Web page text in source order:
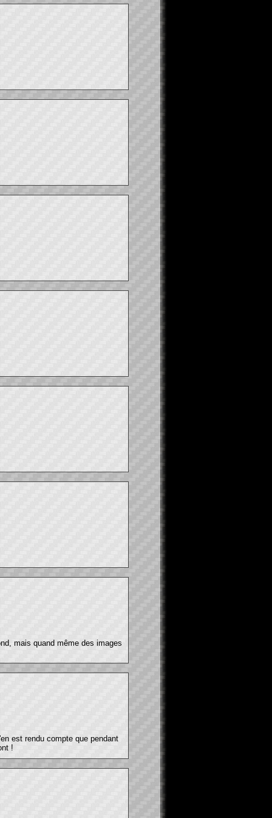
mais quand même des images
est rendu compte que pendant
!